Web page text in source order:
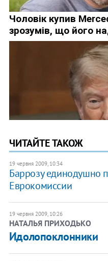
ЧИТАЙТЕ ТАКОЖ
19 червня 2009, 10:34
Баррозу единодушно
Еврокомиссии
19 червня 2009, 10:26
НАТАЛЬЯ ПРИХОДЬКО
Идолопоклонники